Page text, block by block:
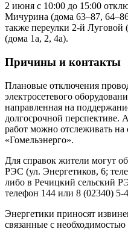
2 июня с 10:00 до 15:00
Мичурина (дома 63–87,
также переулки 2-й
(дома 1а, 2, 4а).
Причины и контакты
Плановые отключения
электросетевого
направленная на
долгосрочной
работ можно отслеживать
«Гомельэнерго».
Для справок жители могут
РЭС (ул. Энергетиков, 6;
либо в Речицкий сельский
телефон 144 или 8 (02340) 5-
Энергетики приносят
связанные с необходимостью